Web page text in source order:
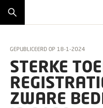
GEPUBLICEERD OP 18-1-2024
STERKE
ZWARE